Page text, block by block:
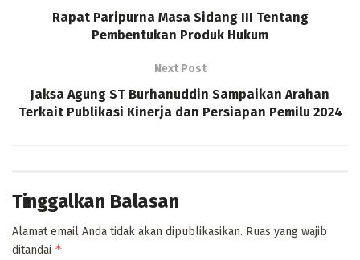
Rapat Paripurna Masa Sidang III Tentang
Pembentukan Produk Hukum
Next Post
Jaksa Agung ST Burhanuddin Sampaikan Arahan
Terkait Publikasi Kinerja dan Persiapan Pemilu 2024
Tinggalkan Balasan
Alamat email Anda tidak akan dipublikasikan. Ruas yang wajib
ditandai *